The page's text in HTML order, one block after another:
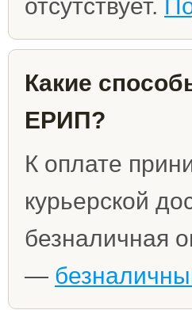
отсутствует.
Какие
ЕРИП?
К оплате
курьерской
безналичная
—